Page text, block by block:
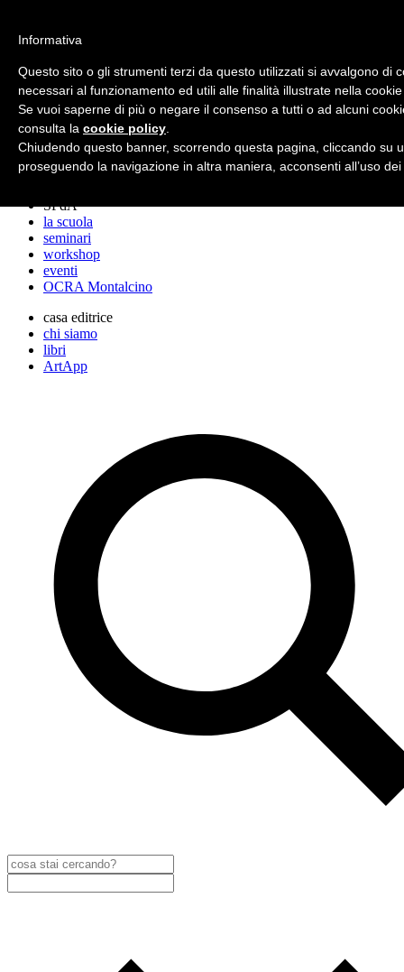
archos
lo studio
progetti
lectures
stampa
SPdA
la scuola
seminari
workshop
eventi
OCRA Montalcino
casa editrice
chi siamo
libri
ArtApp
Informativa
Questo sito o gli strumenti terzi da questo utilizzati si avvalgono di
necessari al funzionamento ed utili alle finalità illustrate nella
Se vuoi saperne di più o negare il consenso a tutti o ad alcuni
consulta la cookie policy
Chiudendo questo banner, scorrendo questa pagina, cliccando su
proseguendo la navigazione in altra maniera, acconsenti all’uso